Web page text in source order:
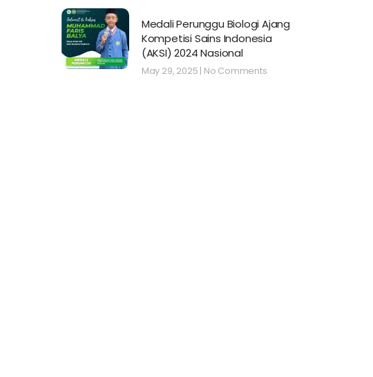
Medali Perunggu Biologi Ajang
Kompetisi Sains Indonesia
(AKSI) 2024 Nasional
May 29, 2025 No Comments